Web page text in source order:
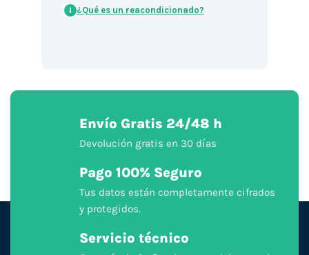
i ¿Qué es un reacondicionado?
Envío Gratis 24/48 h
Devolución gratis en 30 días
Pago 100% Seguro
Tus datos están completamente cifrados
y protegidos.
Servicio técnico